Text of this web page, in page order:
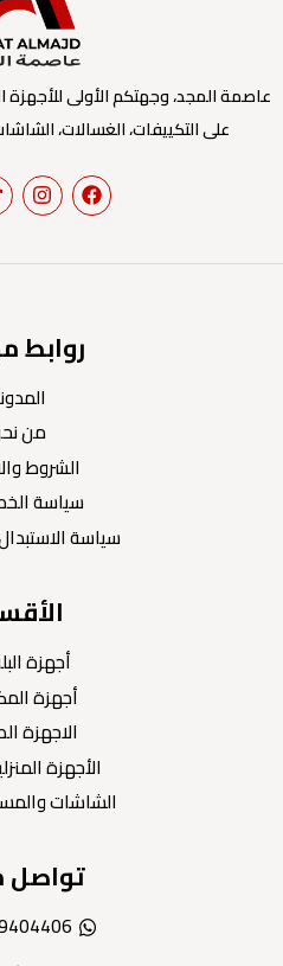
عاصمة المجد، وجهتكم الأولى
على التكييفات، الغسالات،
روابط
من
الشروط
سياسة
سياسة
أجهزة
أجهزة
الاجهزة
الأجهزة
الشاشات
تواصل